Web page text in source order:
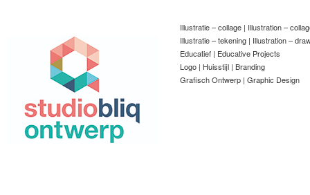
Illustratie – collage | Illustration –
Illustratie – tekening | Illustration –
Educatief | Educative Projects
Logo | Huisstijl | Branding
Grafisch Ontwerp | Graphic Design